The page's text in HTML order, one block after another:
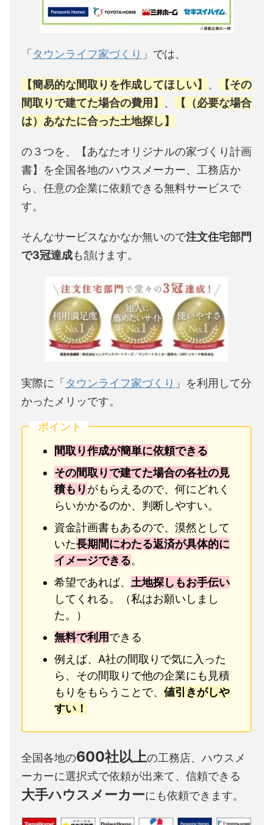
「 タウンライフ家づくり 」では、
【簡易的な間取りを作成してほしい】 、
【その
間取りで建てた場合の費用】 、
【（必要な場合
は）あなたに合った土地探し】
の３つを、【あなたオリジナルの家づくり計画
書】を全国各地のハウスメーカー、工務店か
ら、任意の企業に依頼できる無料サービスで
す。
そんなサービスなかなか無いので注文住宅部門
で3冠達成も頷けます。
実際に「 タウンライフ家づくり 」を利用して分
かったメリッです。
ポイント
間取り作成が簡単に依頼できる
その間取りで建てた場合の各社の見
積もりがもらえるので、何にどれく
らいかかるのか、判断しやすい。
資金計画書もあるので、漠然として
いた長期間にわたる返済が具体的に
イメージできる。
希望であれば、 土地探しもお手伝い
してくれる。（私はお願いしまし
た。）
無料で利用できる
例えば、A社の間取りで気に入った
ら、その間取りで他の企業にも見積
もりをもらうことで、 値引きがしや
すい！
全国各地の600社以上の工務店、ハウスメ
ーカーに選択式で依頼が出来て、信頼できる
大手ハウスメーカーにも依頼できます。